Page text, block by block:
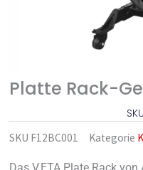
Platte Rack-
SKU F12BC001 Kategorie